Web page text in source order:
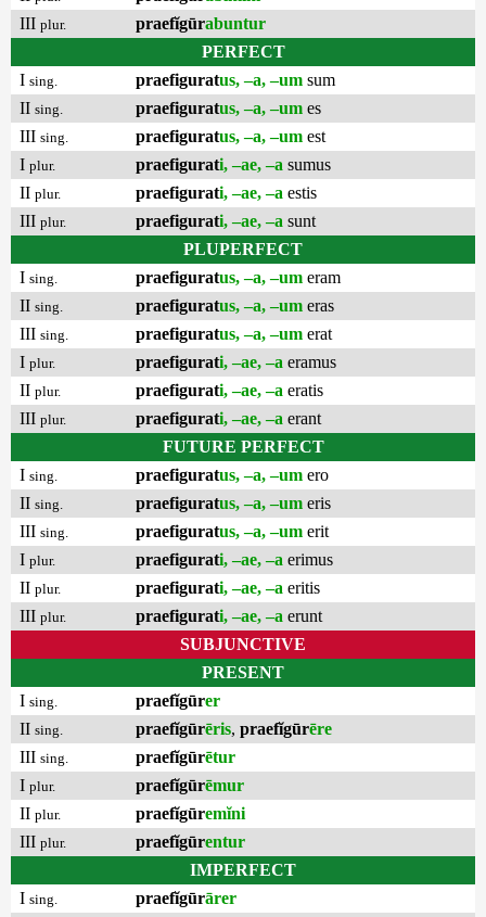
III plur. praefĭgūrabuntur
PERFECT
I sing. praefiguratus, –a, –um sum
II sing. praefiguratus, –a, –um es
III sing. praefiguratus, –a, –um est
I plur. praefigurati, –ae, –a sumus
II plur. praefigurati, –ae, –a estis
III plur. praefigurati, –ae, –a sunt
PLUPERFECT
I sing. praefiguratus, –a, –um eram
II sing. praefiguratus, –a, –um eras
III sing. praefiguratus, –a, –um erat
I plur. praefigurati, –ae, –a eramus
II plur. praefigurati, –ae, –a eratis
III plur. praefigurati, –ae, –a erant
FUTURE PERFECT
I sing. praefiguratus, –a, –um ero
II sing. praefiguratus, –a, –um eris
III sing. praefiguratus, –a, –um erit
I plur. praefigurati, –ae, –a erimus
II plur. praefigurati, –ae, –a eritis
III plur. praefigurati, –ae, –a erunt
SUBJUNCTIVE
PRESENT
I sing. praefĭgūrer
II sing. praefĭgūrēris, praefĭgūrēre
III sing. praefĭgūrētur
I plur. praefĭgūrēmur
II plur. praefĭgūremĭni
III plur. praefĭgūrentur
IMPERFECT
I sing. praefĭgūrārer